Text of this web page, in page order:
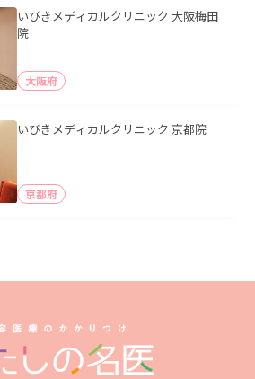
いびきメディカルクリニック 大阪梅田
院
大阪府
いびきメディカルクリニック 京都院
京都府